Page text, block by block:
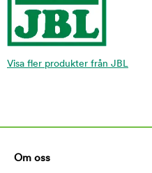
Visa fler produkter från JBL
Om oss